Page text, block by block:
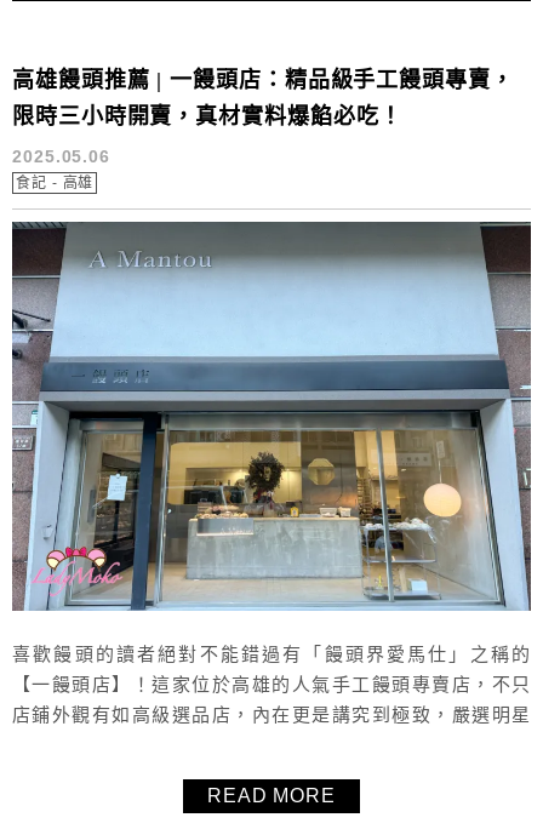
高雄饅頭推薦 | 一饅頭店：精品級手工饅頭專賣，
限時三小時開賣，真材實料爆餡必吃！
2025.05.06
食記 - 高雄
喜歡饅頭的讀者絕對不能錯過有「饅頭界愛馬仕」之稱的
【一饅頭店】！這家位於高雄的人氣手工饅頭專賣店，不只
店鋪外觀有如高級選品店，內在更是講究到極致，嚴選明星
饅頭都是真材實料、新鮮好吃。無論是常溫還是冷凍，都能
感受到那種綿密又Q彈的口感，層次豐富、香氣十足，每一
READ MORE